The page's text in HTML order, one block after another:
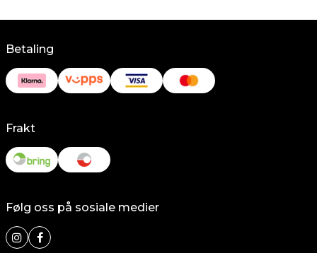
Betaling
Frakt
Følg oss på sosiale medier